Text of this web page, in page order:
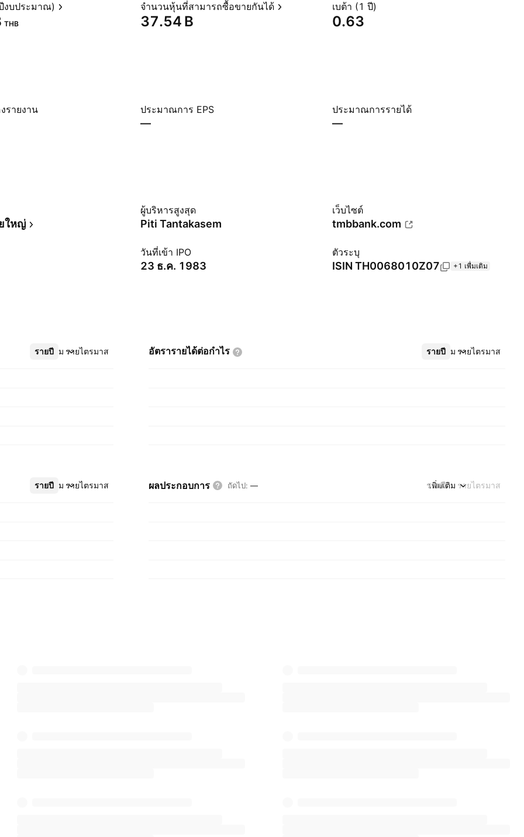
งบประมาณ)
THB
จำนวนหุ้นที่สามารถซื้อขายกันได้
‪37.54 B‬
เบต้า (1 ปี)
0.63
รายงาน ประมาณการ EPS
—
ประมาณการรายได้
—
ใหญ่
ผู้บริหารสูงสุด
Piti Tantakasem
เว็บไซต์
tmbbank.com
วันที่เข้า IPO
23 ธ.ค. 1983
ตัวระบุ
ISIN TH0068010Z07 +1 เพื่มเติม
รายปี รายไตรมาส
เพิ่มเติม อัตรารายได้ต่อกำไร รายปี รายไตรมาส
เพิ่มเติม
รายปี รายไตรมาส
เพิ่มเติม ผลประกอบการ ถัดไป: — รายปี รายไตรมาส
เพิ่มเติม